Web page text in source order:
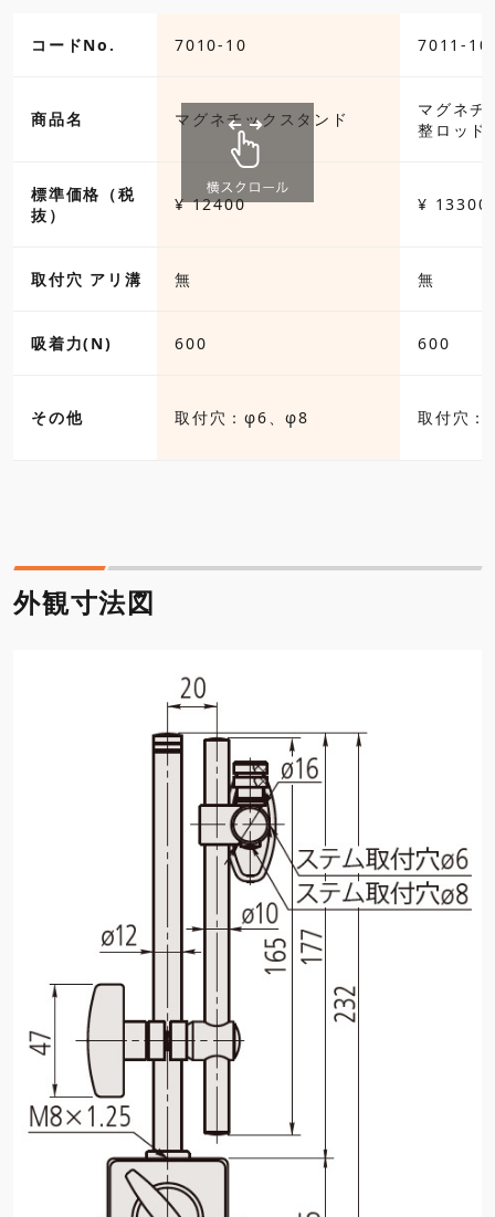
コードNo. 7010-10 7011-10
商品名 マグネチックスタンド
マグネチ
整ロッド
標準価格（税
抜）
¥ 12400 ¥ 13300
取付穴 アリ溝 無 無
吸着力(N) 600 600
その他 取付穴：φ6、φ8 取付穴
外観寸法図